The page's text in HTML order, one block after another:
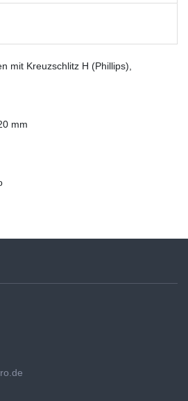
mit Kreuzschlitz H (Phillips),
mm